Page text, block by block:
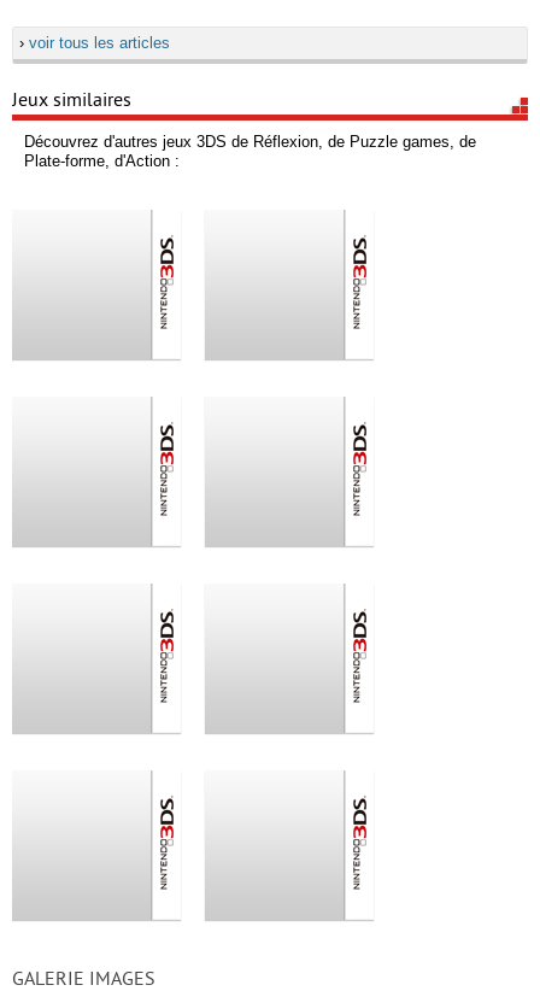
› voir tous les articles
Jeux similaires
Découvrez d'autres jeux 3DS de Réflexion, de Puzzle games, de
Plate-forme, d'Action :
GALERIE IMAGES